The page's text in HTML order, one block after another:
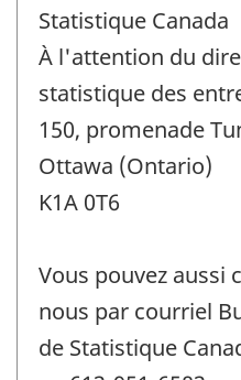
Statistique Canada
À l'attention du
statistique des
150, promenade
Ottawa (Ontario)
K1A 0T6
Vous pouvez aussi
nous par courriel
de Statistique